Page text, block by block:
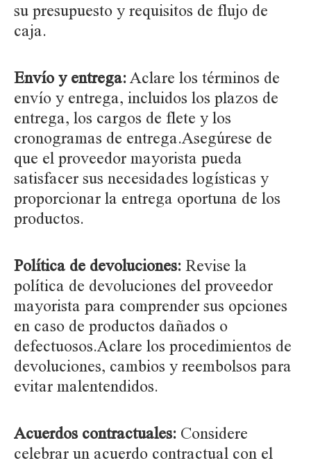
su presupuesto y requisitos de flujo de
caja.
Envío y entrega: Aclare los términos de
envío y entrega, incluidos los plazos de
entrega, los cargos de flete y los
cronogramas de entrega.Asegúrese de
que el proveedor mayorista pueda
satisfacer sus necesidades logísticas y
proporcionar la entrega oportuna de los
productos.
Política de devoluciones: Revise la
política de devoluciones del proveedor
mayorista para comprender sus opciones
en caso de productos dañados o
defectuosos.Aclare los procedimientos de
devoluciones, cambios y reembolsos para
evitar malentendidos.
Acuerdos contractuales: Considere
celebrar un acuerdo contractual con el